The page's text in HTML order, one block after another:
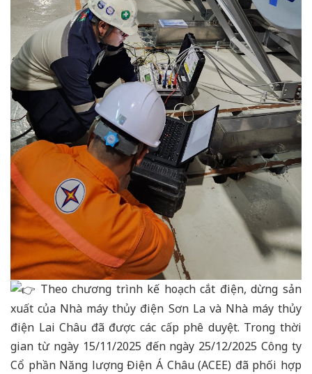
Theo chương trình kế hoạch cắt điện, dừng sản
xuất của Nhà máy thủy điện Sơn La và Nhà máy thủy
điện Lai Châu đã được các cấp phê duyệt. Trong thời
gian từ ngày 15/11/2025 đến ngày 25/12/2025 Công ty
Cổ phần Năng lượng Điện Á Châu (ACEE) đã phối hợp